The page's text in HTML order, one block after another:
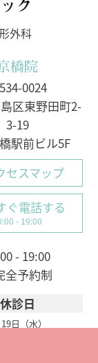
外科
橋院
0024
区東野田町2-
3-19
駅前ビル5F
セスマップ
ぐ電話する
- 19:00
- 19:00
予約制
休診日
日（水）